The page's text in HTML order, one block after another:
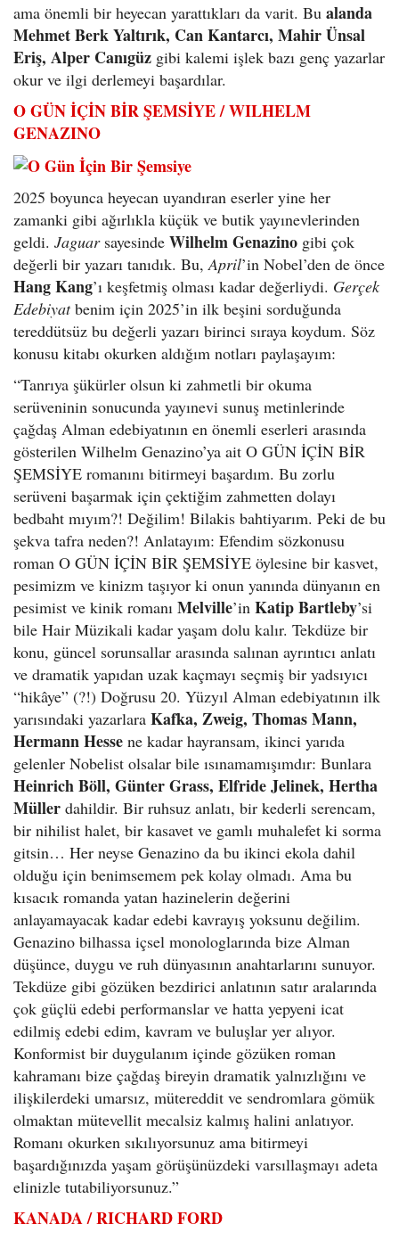
ama önemli bir heyecan yarattıkları da varit. Bu alanda
Mehmet Berk Yaltırık, Can Kantarcı, Mahir Ünsal
Eriş, Alper Canıgüz gibi kalemi işlek bazı genç yazarlar
okur ve ilgi derlemeyi başardılar.
O GÜN İÇİN BİR ŞEMSİYE / WILHELM
GENAZINO
2025 boyunca heyecan uyandıran eserler yine her
zamanki gibi ağırlıkla küçük ve butik yayınevlerinden
geldi. Jaguarsayesinde Wilhelm Genazino gibi çok
değerli bir yazarı tanıdık. Bu,April’in Nobel’den de önce
Hang Kang’ı keşfetmiş olması kadar değerliydi. Gerçek
Edebiyatbenim için 2025’in ilk beşini sorduğunda
tereddütsüz bu değerli yazarı birinci sıraya koydum. Söz
konusu kitabı okurken aldığım notları paylaşayım:
“Tanrıya şükürler olsun ki zahmetli bir okuma
serüveninin sonucunda yayınevi sunuş metinlerinde
çağdaş Alman edebiyatının en önemli eserleri arasında
gösterilen Wilhelm Genazino’ya ait O GÜN İÇİN BİR
ŞEMSİYE romanını bitirmeyi başardım. Bu zorlu
serüveni başarmak için çektiğim zahmetten dolayı
bedbaht mıyım?! Değilim! Bilakis bahtiyarım. Peki de bu
şekva tafra neden?! Anlatayım: Efendim sözkonusu
roman O GÜN İÇİN BİR ŞEMSİYE öylesine bir kasvet,
pesimizm ve kinizm taşıyor ki onun yanında dünyanın en
pesimist ve kinik romanı Melville’in Katip Bartleby’si
bile Hair Müzikali kadar yaşam dolu kalır. Tekdüze bir
konu, güncel sorunsallar arasında salınan ayrıntıcı anlatı
ve dramatik yapıdan uzak kaçmayı seçmiş bir yadsıyıcı
“hikâye” (?!) Doğrusu 20. Yüzyıl Alman edebiyatının ilk
yarısındaki yazarlara Kafka, Zweig, Thomas Mann,
Hermann Hesse ne kadar hayransam, ikinci yarıda
gelenler Nobelist olsalar bile ısınamamışımdır: Bunlara
Heinrich Böll, Günter Grass, Elfride Jelinek, Hertha
Müller dahildir. Bir ruhsuz anlatı, bir kederli serencam,
bir nihilist halet, bir kasavet ve gamlı muhalefet ki sorma
gitsin… Her neyse Genazino da bu ikinci ekola dahil
olduğu için benimsemem pek kolay olmadı. Ama bu
kısacık romanda yatan hazinelerin değerini
anlayamayacak kadar edebi kavrayış yoksunu değilim.
Genazino bilhassa içsel monologlarında bize Alman
düşünce, duygu ve ruh dünyasının anahtarlarını sunuyor.
Tekdüze gibi gözüken bezdirici anlatının satır aralarında
çok güçlü edebi performanslar ve hatta yepyeni icat
edilmiş edebi edim, kavram ve buluşlar yer alıyor.
Konformist bir duygulanım içinde gözüken roman
kahramanı bize çağdaş bireyin dramatik yalnızlığını ve
ilişkilerdeki umarsız, mütereddit ve sendromlara gömük
olmaktan mütevellit mecalsiz kalmış halini anlatıyor.
Romanı okurken sıkılıyorsunuz ama bitirmeyi
başardığınızda yaşam görüşünüzdeki varsıllaşmayı adeta
elinizle tutabiliyorsunuz.”
KANADA / RICHARD FORD